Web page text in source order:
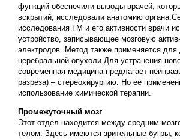
функций обеспечили выводы врачей,
вскрытий, исследовали анатомию
исследования ГМ и его активности врачи
устройство, записывающее мозговую
электродов. Метод также применяется для
церебральной опухоли.Для устранения
современная медицина предлагает
разреза) – стереохирургию. Но ее
использование химической терапии.
Промежуточный мозг
Этот отдел находится между средним
телом. Здесь имеются зрительные бугры,